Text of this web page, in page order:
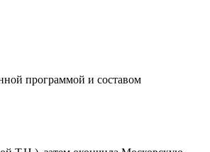
программой и составом